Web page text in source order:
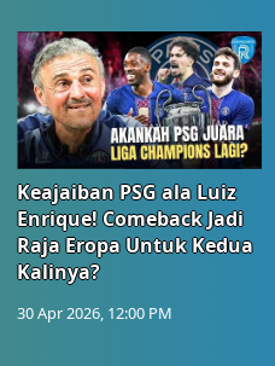
Keajaiban PSG ala Luiz
Enrique! Comeback Jadi
Raja Eropa Untuk Kedua
Kalinya?
30 Apr 2026, 12:00 PM